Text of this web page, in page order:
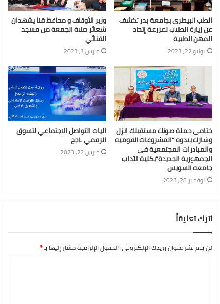
الطب البيطرى بجامعة بدر تكشف
عن زيارة الطلاب لمزرعة إتحاد
المهن الطبية
يوليو 22, 2023
وزير الأوقاف و محافظ قنا يشهدان
شعائر صلاة الجمعة من مسجد
القنائي
مارس 3, 2023
ختامى حملة صوتك مستقبلك انزل
وشارك بندوة “المشروعات القومية
والمبادرات المجتمعية فى
الجمهورية الجديدة”بكلية الآداب
جامعة السويس
نوفمبر 28, 2023
اليات التواصل الاجتماعي لتسوق
الرقمي ناجح
مارس 22, 2023
اترك تعليقاً
لن يتم نشر عنوان بريدك الإلكتروني.الحقول الإلزامية مشار إليها بـ*